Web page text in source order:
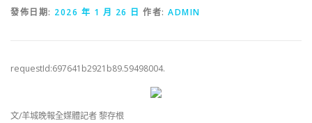
發佈日期: 2026 年 1 月 26 日 作者: ADMIN
requestId:697641b2921b89.59498004.
文/羊城晚報全媒體記者 黎存根